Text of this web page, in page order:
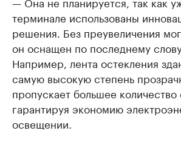
терминале использованы
решения. Без преувеличения
он оснащен по последнему
Например, лента остекления
самую высокую степень
пропускает большее количество
гарантируя экономию
освещении.